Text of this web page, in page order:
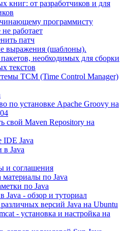
книг: от разработчиков и для
программисту
работает
патч
выражения (шаблоны).
необходимых для сборки
текстов
TCM (Time Control Manager)
по установке Apache Groovy на
свой Maven Repository на
IDE Java
в Java
и соглашения
по Java
по Java
Java - обзор и туториал
версий Java на Ubuntu
- установка и настройка на